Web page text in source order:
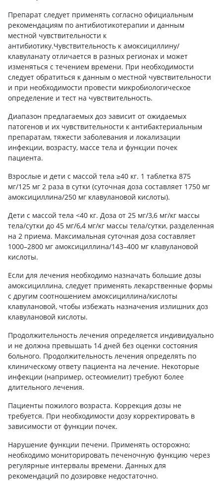
Препарат следует применять согласно официальным
рекомендациям по антибиотикотерапии и данным
местной чувствительности к
антибиотику.Чувствительность к амоксициллину/
клавуланату отличается в разных регионах и может
изменяться с течением времени. При необходимости
следует обратиться к данным о местной чувствительности
и при необходимости провести микробиологическое
определение и тест на чувствительность.
Диапазон предлагаемых доз зависит от ожидаемых
патогенов и их чувствительности к антибактериальным
препаратам, тяжести заболевания и локализации
инфекции, возрасту, массе тела и функции почек
пациента.
Взрослые и дети с массой тела ≥40 кг. 1 таблетка 875
мг/125 мг 2 раза в сутки (суточная доза составляет 1750 мг
амоксициллина/250 мг клавулановой кислоты).
Дети с массой тела <40 кг. Доза от 25 мг/3,6 мг/кг массы
тела/сутки до 45 мг/6,4 мг/кг массы тела/сутки, разделенная
на 2 приема. Максимальная суточная доза составляет
1000–2800 мг амоксициллина/143–400 мг клавулановой
кислоты.
Если для лечения необходимо назначать большие дозы
амоксициллина, следует применять лекарственные формы
с другим соотношением амоксициллина/кислоты
клавулановой, чтобы избежать назначения излишних доз
клавулановой кислоты.
Продолжительность лечения определяется индивидуально
и не должна превышать 14 дней без оценки состояния
больного. Продолжительность лечения определять по
клиническому ответу пациента на лечение. Некоторые
инфекции (например, остеомиелит) требуют более
длительного лечения.
Пациенты пожилого возраста. Коррекция дозы не
требуется. При необходимости дозу корректировать в
зависимости от функции почек.
Нарушение функции печени. Применять осторожно;
необходимо мониторировать печеночную функцию через
регулярные интервалы времени. Данных для
рекомендаций по дозировке недостаточно.